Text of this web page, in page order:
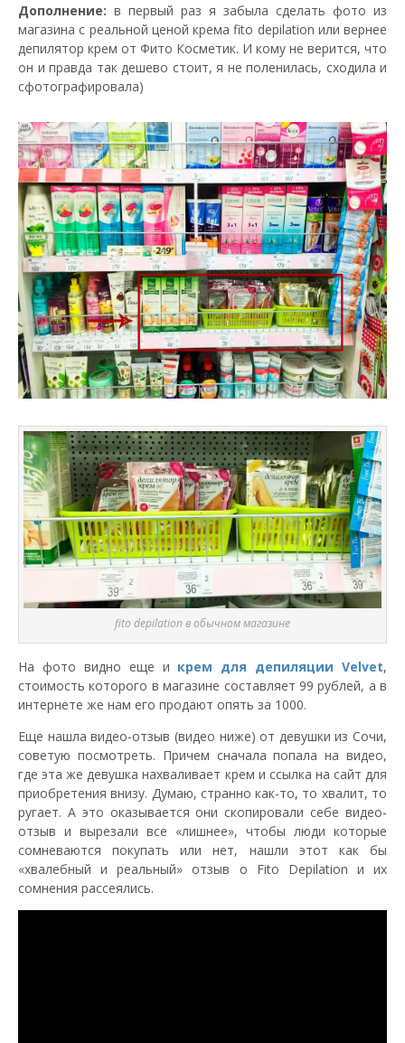
Дополнение: в первый раз я забыла сделать фото из
магазина с реальной ценой крема fito depilation или вернее
депилятор крем от Фито Косметик. И кому не верится, что
он и правда так дешево стоит, я не поленилась, сходила и
сфотографировала)
fito depilation в обычном магазине
На фото видно еще и крем для депиляции Velvet,
стоимость которого в магазине составляет 99 рублей, а в
интернете же нам его продают опять за 1000.
Еще нашла видео-отзыв (видео ниже) от девушки из Сочи,
советую посмотреть. Причем сначала попала на видео,
где эта же девушка нахваливает крем и ссылка на сайт для
приобретения внизу. Думаю, странно как-то, то хвалит, то
ругает. А это оказывается они скопировали себе видео-
отзыв и вырезали все «лишнее», чтобы люди которые
сомневаются покупать или нет, нашли этот как бы
«хвалебный и реальный» отзыв о Fito Depilation и их
сомнения рассеялись.